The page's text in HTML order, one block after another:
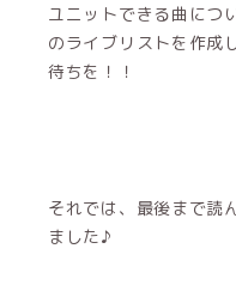
ユニットできる曲に
のライブリストを作成
待ちを！！
それでは、最後まで読
ました♪